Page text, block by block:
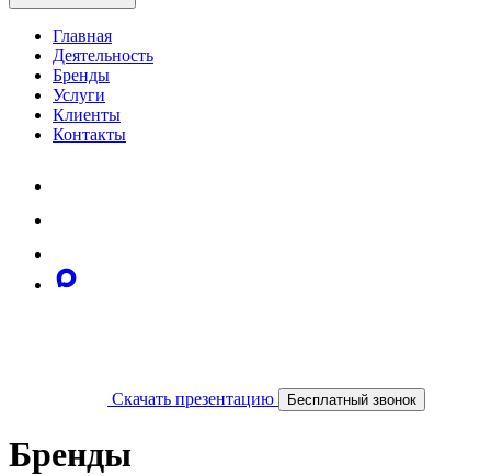
Главная
Деятельность
Бренды
Услуги
Клиенты
Контакты
Скачать презентацию Бесплатный звонок
Бренды